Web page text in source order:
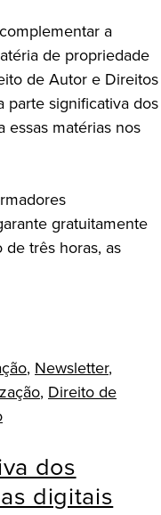
a
de propriedade
de Autor e Direitos
parte significativa dos
essas matérias nos
gratuitamente
três horas, as
, Newsletter,
, Direito de
dos
digitais